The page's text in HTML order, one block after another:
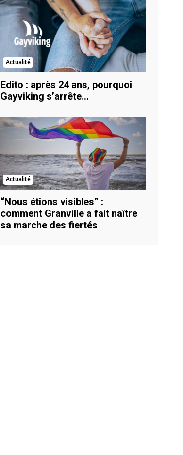
Actualité
Edito : après 24 ans, pourquoi
Gayviking s’arrête…
Actualité
“Nous étions visibles” :
comment Granville a fait naître
sa marche des fiertés